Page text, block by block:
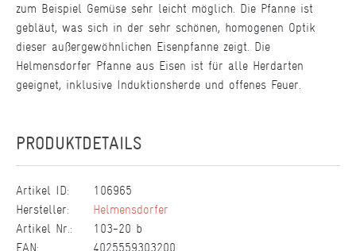
zum Beispiel Gemüse sehr leicht möglich. Die Pfanne ist
gebläut, was sich in der sehr schönen, homogenen Optik
dieser außergewöhnlichen Eisenpfanne zeigt. Die
Helmensdorfer Pfanne aus Eisen ist für alle Herdarten
geeignet, inklusive Induktionsherde und offenes Feuer.
PRODUKTDETAILS
Artikel ID:
106965
Hersteller:
Helmensdorfer
Artikel Nr.:
103-20 b
EAN:
4025559303200